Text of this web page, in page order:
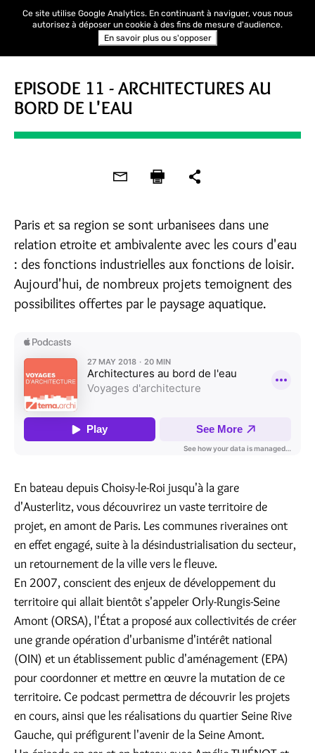
EPISODE 11 - ARCHITECTURES AU
BORD DE L'EAU
Paris et sa region se sont urbanisees dans une
relation etroite et ambivalente avec les cours d'eau
: des fonctions industrielles aux fonctions de loisir.
Aujourd'hui, de nombreux projets temoignent des
possibilites offertes par le paysage aquatique.
En bateau depuis Choisy-le-Roi jusqu'à la gare
d'Austerlitz, vous découvrirez un vaste territoire de
projet, en amont de Paris. Les communes riveraines ont
en effet engagé, suite à la désindustrialisation du secteur,
un retournement de la ville vers le fleuve.
En 2007, conscient des enjeux de développement du
territoire qui allait bientôt s'appeler Orly-Rungis-Seine
Amont (ORSA), l'État a proposé aux collectivités de créer
une grande opération d'urbanisme d'intérêt national
(OIN) et un établissement public d'aménagement (EPA)
pour coordonner et mettre en œuvre la mutation de ce
territoire. Ce podcast permettra de découvrir les projets
en cours, ainsi que les réalisations du quartier Seine Rive
Gauche, qui préfigurent l'avenir de la Seine Amont.
Ce site utilise Google Analytics. En continuant à naviguer, vous nous
autorisez à déposer un cookie à des fins de mesure d'audience.
En savoir plus ou s'opposer